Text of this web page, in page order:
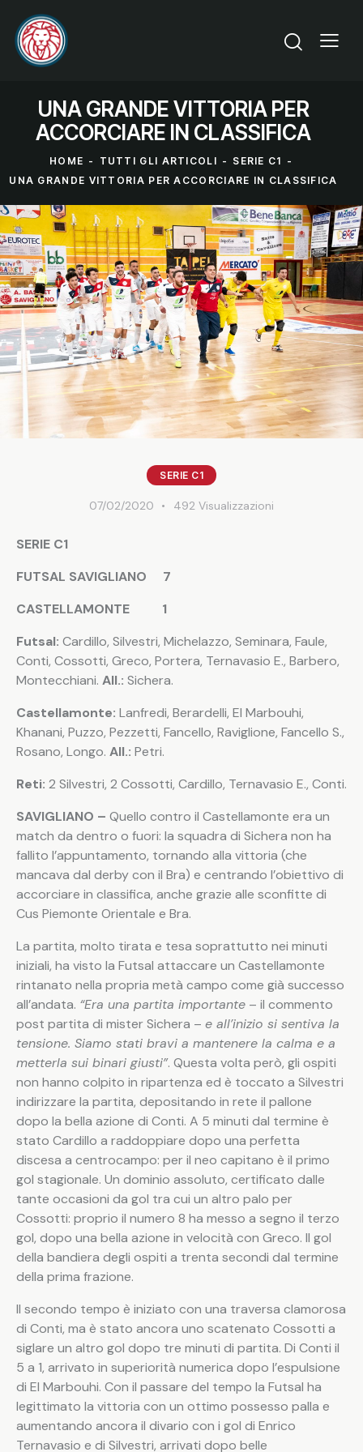
UNA GRANDE VITTORIA PER
ACCORCIARE IN CLASSIFICA
HOME TUTTI GLI ARTICOLI
SERIE C1
UNA GRANDE VITTORIA PER ACCORCIARE IN CLASSIFICA
SERIE C1
07/02/2020 492 Visualizzazioni
SERIE C1
FUTSAL SAVIGLIANO 7
CASTELLAMONTE 1
Futsal: Cardillo, Silvestri, Michelazzo, Seminara, Faule,
Conti, Cossotti, Greco, Portera, Ternavasio E., Barbero,
Montecchiani. All.: Sichera.
Castellamonte: Lanfredi, Berardelli, El Marbouhi,
Khanani, Puzzo, Pezzetti, Fancello, Raviglione, Fancello S.,
Rosano, Longo. All.: Petri.
Reti: 2 Silvestri, 2 Cossotti, Cardillo, Ternavasio E., Conti.
SAVIGLIANO – Quello contro il Castellamonte era un
match da dentro o fuori: la squadra di Sichera non ha
fallito l’appuntamento, tornando alla vittoria (che
mancava dal derby con il Bra) e centrando l’obiettivo di
accorciare in classifica, anche grazie alle sconfitte di
Cus Piemonte Orientale e Bra.
La partita, molto tirata e tesa soprattutto nei minuti
iniziali, ha visto la Futsal attaccare un Castellamonte
rintanato nella propria metà campo come già successo
all’andata. “Era una partita importante – il commento
post partita di mister Sichera – e all’inizio si sentiva la
tensione. Siamo stati bravi a mantenere la calma e a
metterla sui binari giusti”. Questa volta però, gli ospiti
non hanno colpito in ripartenza ed è toccato a Silvestri
indirizzare la partita, depositando in rete il pallone
dopo la bella azione di Conti. A 5 minuti dal termine è
stato Cardillo a raddoppiare dopo una perfetta
discesa a centrocampo: per il neo capitano è il primo
gol stagionale. Un dominio assoluto, certificato dalle
tante occasioni da gol tra cui un altro palo per
Cossotti: proprio il numero 8 ha messo a segno il terzo
gol, dopo una bella azione in velocità con Greco. Il gol
della bandiera degli ospiti a trenta secondi dal termine
della prima frazione.
Il secondo tempo è iniziato con una traversa clamorosa
di Conti, ma è stato ancora uno scatenato Cossotti a
siglare un altro gol dopo tre minuti di partita. Di Conti il
5 a 1, arrivato in superiorità numerica dopo l’espulsione
di El Marbouhi. Con il passare del tempo la Futsal ha
legittimato la vittoria con un ottimo possesso palla e
aumentando ancora il divario con i gol di Enrico
Ternavasio e di Silvestri, arrivati dopo belle